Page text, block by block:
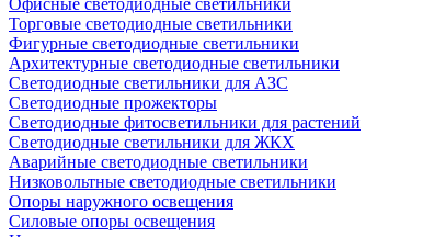
Офисные светодиодные светильники
Торговые светодиодные светильники
Фигурные светодиодные светильники
Архитектурные светодиодные светильники
Светодиодные светильники для АЗС
Светодиодные прожекторы
Светодиодные фитосветильники для растений
Светодиодные светильники для ЖКХ
Аварийные светодиодные светильники
Низковольтные светодиодные светильники
Опоры наружного освещения
Силовые опоры освещения